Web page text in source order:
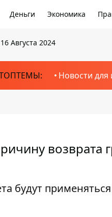
Деньги Экономика
Августа 2024
Новости для
возврата
будут